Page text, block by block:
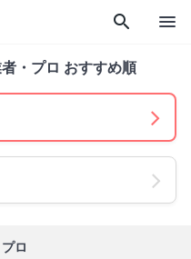
search menu
・プロ おすすめ順
ロ